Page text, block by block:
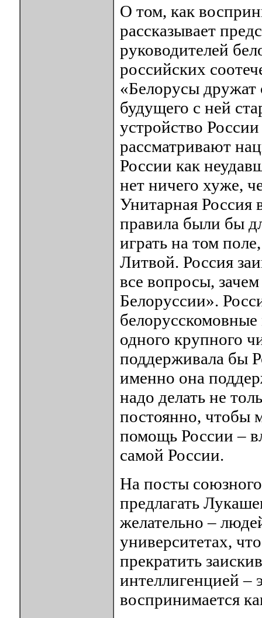
О том, как
рассказывает
руководителей
российских
«Белорусы дружат
будущего с ней
устройство
рассматривают
России как
нет ничего хуже,
Унитарная Россия
правила были бы
играть на том
Литвой. Россия
все вопросы,
Белоруссии».
одного крупного
поддерживала бы
именно она
надо делать не
постоянно, чтобы
помощь России –
самой России.
На посты
предлагать
желательно –
университетах,
прекратить
интеллигенцией –
воспринимается